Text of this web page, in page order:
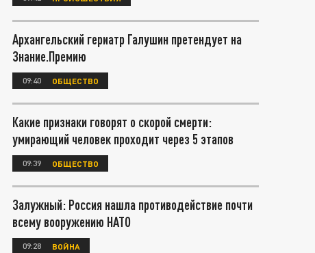
Архангельский гериатр Галушин претендует на
Знание.Премию
09:40 ОБЩЕСТВО
Какие признаки говорят о скорой смерти:
умирающий человек проходит через 5 этапов
09:39 ОБЩЕСТВО
Залужный: Россия нашла противодействие почти
всему вооружению НАТО
09:28 ВОЙНА